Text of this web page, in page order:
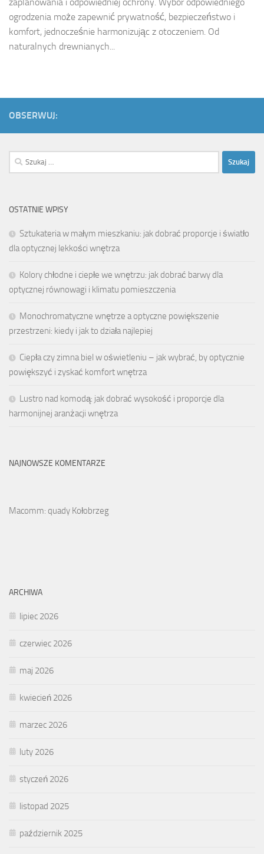
ogrodzenia może zapewnić prywatność, bezpieczeństwo i
komfort, jednocześnie harmonizując z otoczeniem. Od
naturalnych drewnianych...
OBSERWUJ:
Szukaj:
OSTATNIE WPISY
Sztukateria w małym mieszkaniu: jak dobrać proporcje i światło
dla optycznej lekkości wnętrza
Kolory chłodne i ciepłe we wnętrzu: jak dobrać barwy dla
optycznej równowagi i klimatu pomieszczenia
Monochromatyczne wnętrze a optyczne powiększenie
przestrzeni: kiedy i jak to działa najlepiej
Ciepła czy zimna biel w oświetleniu – jak wybrać, by optycznie
powiększyć i zyskać komfort wnętrza
Lustro nad komodą: jak dobrać wysokość i proporcje dla
harmonijnej aranżacji wnętrza
NAJNOWSZE KOMENTARZE
Macomm: quady Kołobrzeg
ARCHIWA
lipiec 2026
czerwiec 2026
maj 2026
kwiecień 2026
marzec 2026
luty 2026
styczeń 2026
listopad 2025
październik 2025